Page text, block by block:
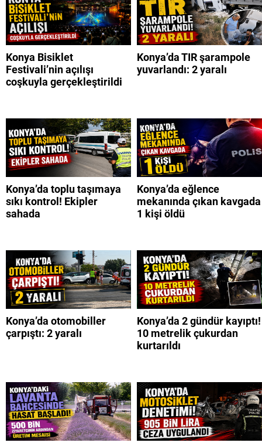
Konya Bisiklet
Festivali’nin açılışı
coşkuyla gerçekleştirildi
Konya’da TIR şarampole
yuvarlandı: 2 yaralı
Konya’da toplu taşımaya
sıkı kontrol! Ekipler
sahada
Konya’da eğlence
mekanında çıkan kavgada
1 kişi öldü
Konya’da otomobiller
çarpıştı: 2 yaralı
Konya’da 2 gündür kayıptı!
10 metrelik çukurdan
kurtarıldı